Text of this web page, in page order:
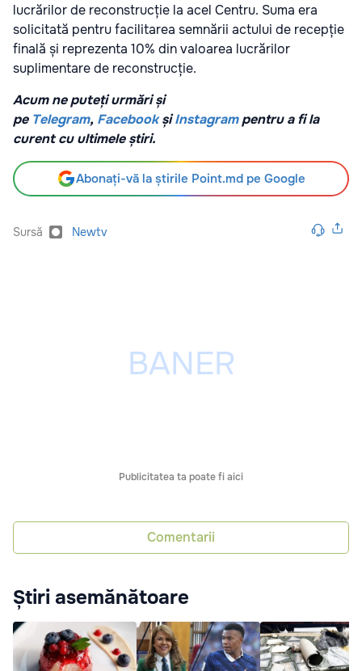
lucrărilor de reconstrucție la acel Centru. Suma era
solicitată pentru facilitarea semnării actului de recepție
finală și reprezenta 10% din valoarea lucrărilor
suplimentare de reconstrucție.
Acum ne puteți urmări și
pe Telegram, Facebook șiInstagrampentru a fi la
curent cu ultimele știri.
Abonați-vă la știrile Point.md pe Google
Sursă Newtv
Publicitatea ta poate fi aici
Comentarii
Știri asemănătoare